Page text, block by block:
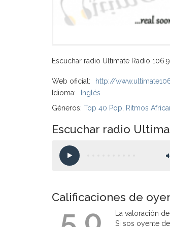
Escuchar radio Ultimate Radio
Web oficial:
http://
Idioma:
Inglés
Géneros: Top 40 Pop Ritmos
Escuchar radio
Calificaciones de
La valoración
Si sos oyente